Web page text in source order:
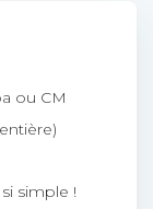
ou CM
simple !